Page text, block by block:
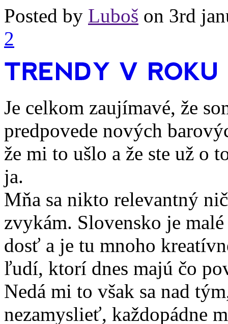
Posted by Luboš on 3rd
2
Je celkom zaujímavé, že
predpovede nových
že mi to ušlo a že ste už o
ja.
Mňa sa nikto relevantný
zvykám. Slovensko je
dosť a je tu mnoho
ľudí, ktorí dnes majú čo
Nedá mi to však sa nad
nezamyslieť, každopádne